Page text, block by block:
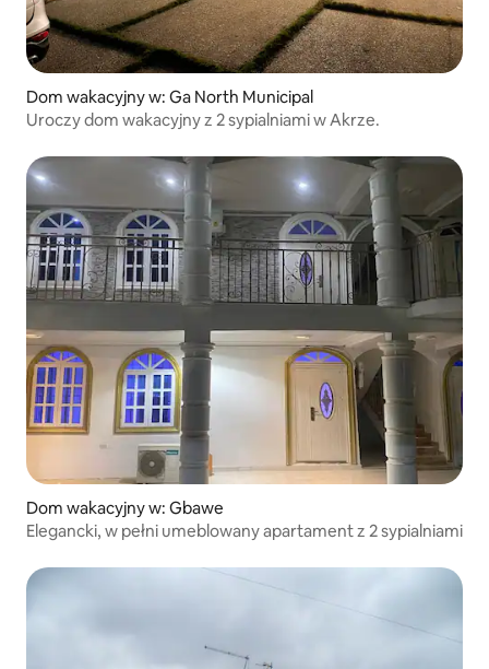
Dom wakacyjny w: Ga North Municipal
Uroczy dom wakacyjny z 2 sypialniami w Akrze.
Dom wakacyjny w: Gbawe
Elegancki, w pełni umeblowany apartament z 2 sypialniami